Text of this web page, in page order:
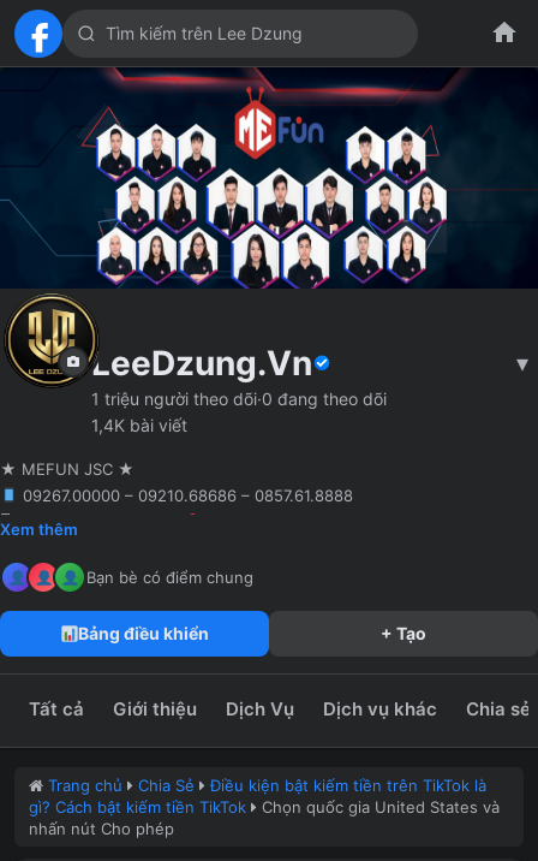
LeeDzung.Vn ▾
1 triệu người theo dõi·0 đang theo dõi
1,4K bài viết
★ MEFUN JSC ★
09267.00000 – 09210.68686 – 0857.61.8888
🖥 Agency truyền thông
leedzung.vn
Xem thêm
Bạn bè có điểm chung
Bảng điều khiển + Tạo
Tất cả Giới thiệu Dịch Vụ Dịch vụ khác Chia sẻ
Trang chủ Chia Sẻ
Điều kiện bật kiếm tiền trên TikTok là
gì? Cách bật kiếm tiền TikTok
Chọn quốc gia United States và
nhấn nút Cho phép